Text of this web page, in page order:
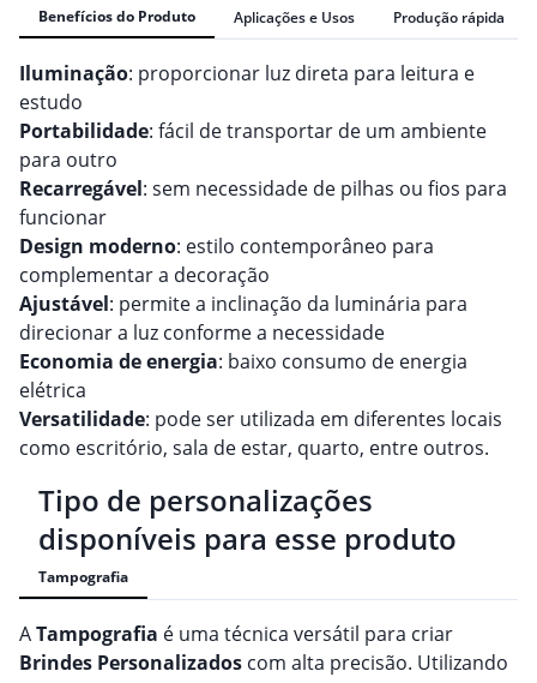
Benefícios do Produto Aplicações e Usos Produção rápida
Iluminação: proporcionar luz direta para leitura e
estudo
Portabilidade: fácil de transportar de um ambiente
para outro
Recarregável: sem necessidade de pilhas ou fios para
funcionar
Design moderno: estilo contemporâneo para
complementar a decoração
Ajustável: permite a inclinação da luminária para
direcionar a luz conforme a necessidade
Economia de energia: baixo consumo de energia
elétrica
Versatilidade: pode ser utilizada em diferentes locais
como escritório, sala de estar, quarto, entre outros.
Tipo de personalizações
disponíveis para esse produto
Tampografia
ATampografia é uma técnica versátil para criar
Brindes Personalizados com alta precisão. Utilizando